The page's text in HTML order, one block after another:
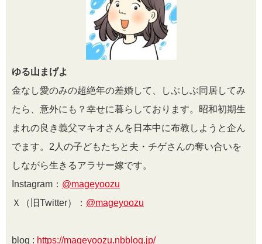
ゆる山まげよ
金なし愛のみの超絶年の差婚して、しぶしぶ同居してみ
たら、意外にも？幸せに暮らしております。昭和初期生
まれの良き義父マキオさんを日本中に布教しようと企ん
でます。 2 人の子どもたちと夫・チゲさんの奪い合いを
しながら生きるアラサー嫁です。
Instagram： @mageyoozu
Ｘ（旧Twitter）： @mageyoozu
blog : https://mageyoozu.nbblog.jp/